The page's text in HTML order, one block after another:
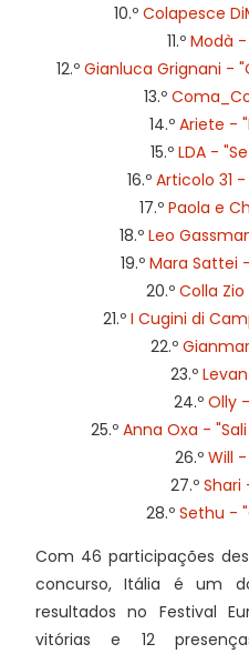
10.º Colapesce
11.º Modà -
12.º Gianluca Grignani -
13.º
14.º Ariete -
15.º LDA -
16.º Articolo 31
17.º Paola e
18.º Leo
19.º Mara Sattei
20.º Colla
21.º I Cugini di
22.º
23.º
24.º Olly
25.º Anna Oxa -
26.º Will
27.º Shari
28.º Sethu -
Com 46 participações
concurso, Itália é um
resultados no Festival
vitórias e 12